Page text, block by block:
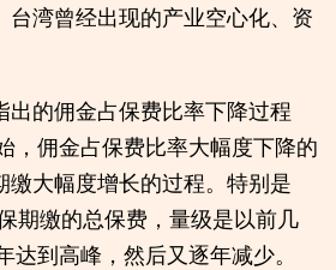
台湾曾经出现的产业空心化、资
出的佣金占保费比率下降过程
，佣金占保费比率大幅度下降的
缴大幅度增长的过程。特别是
期缴的总保费，量级是以前几
达到高峰，然后又逐年减少。